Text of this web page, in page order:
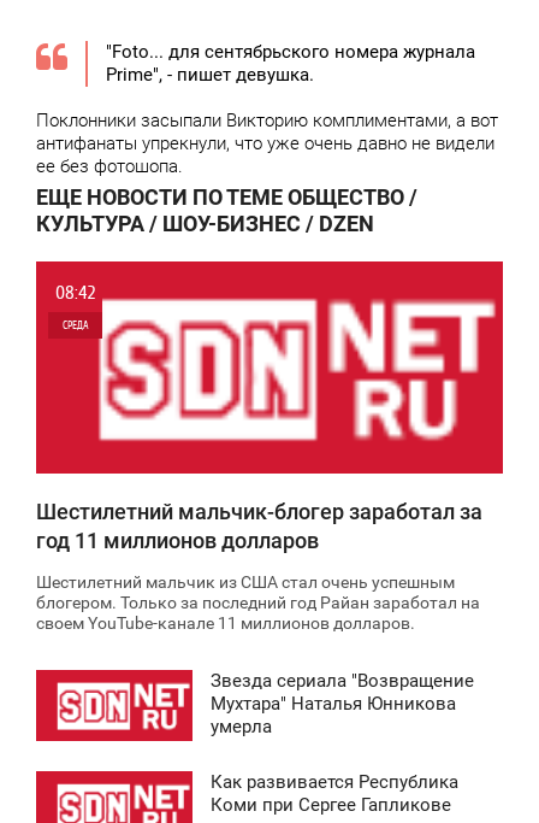
"Foto... для сентябрьского номера журнала
Prime", - пишет девушка.
Поклонники засыпали Викторию комплиментами, а вот
антифанаты упрекнули, что уже очень давно не видели
ее без фотошопа.
ЕЩЕ НОВОСТИ ПО ТЕМЕ ОБЩЕСТВО /
КУЛЬТУРА / ШОУ-БИЗНЕС / DZEN
08:42
СРЕДА
Шестилетний мальчик-блогер заработал за
год 11 миллионов долларов
Шестилетний мальчик из США стал очень успешным
блогером. Только за последний год Райан заработал на
своем YouTube-канале 11 миллионов долларов.
Звезда сериала "Возвращение
Мухтара" Наталья Юнникова
умерла
Как развивается Республика
Коми при Сергее Гапликове